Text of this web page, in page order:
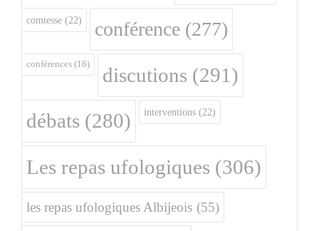
comtesse (22) conférence (277)
conférences (16) discutions (291)
débats (280) interventions (22)
Les repas ufologiques (306)
les repas ufologiques Albijeois (55)